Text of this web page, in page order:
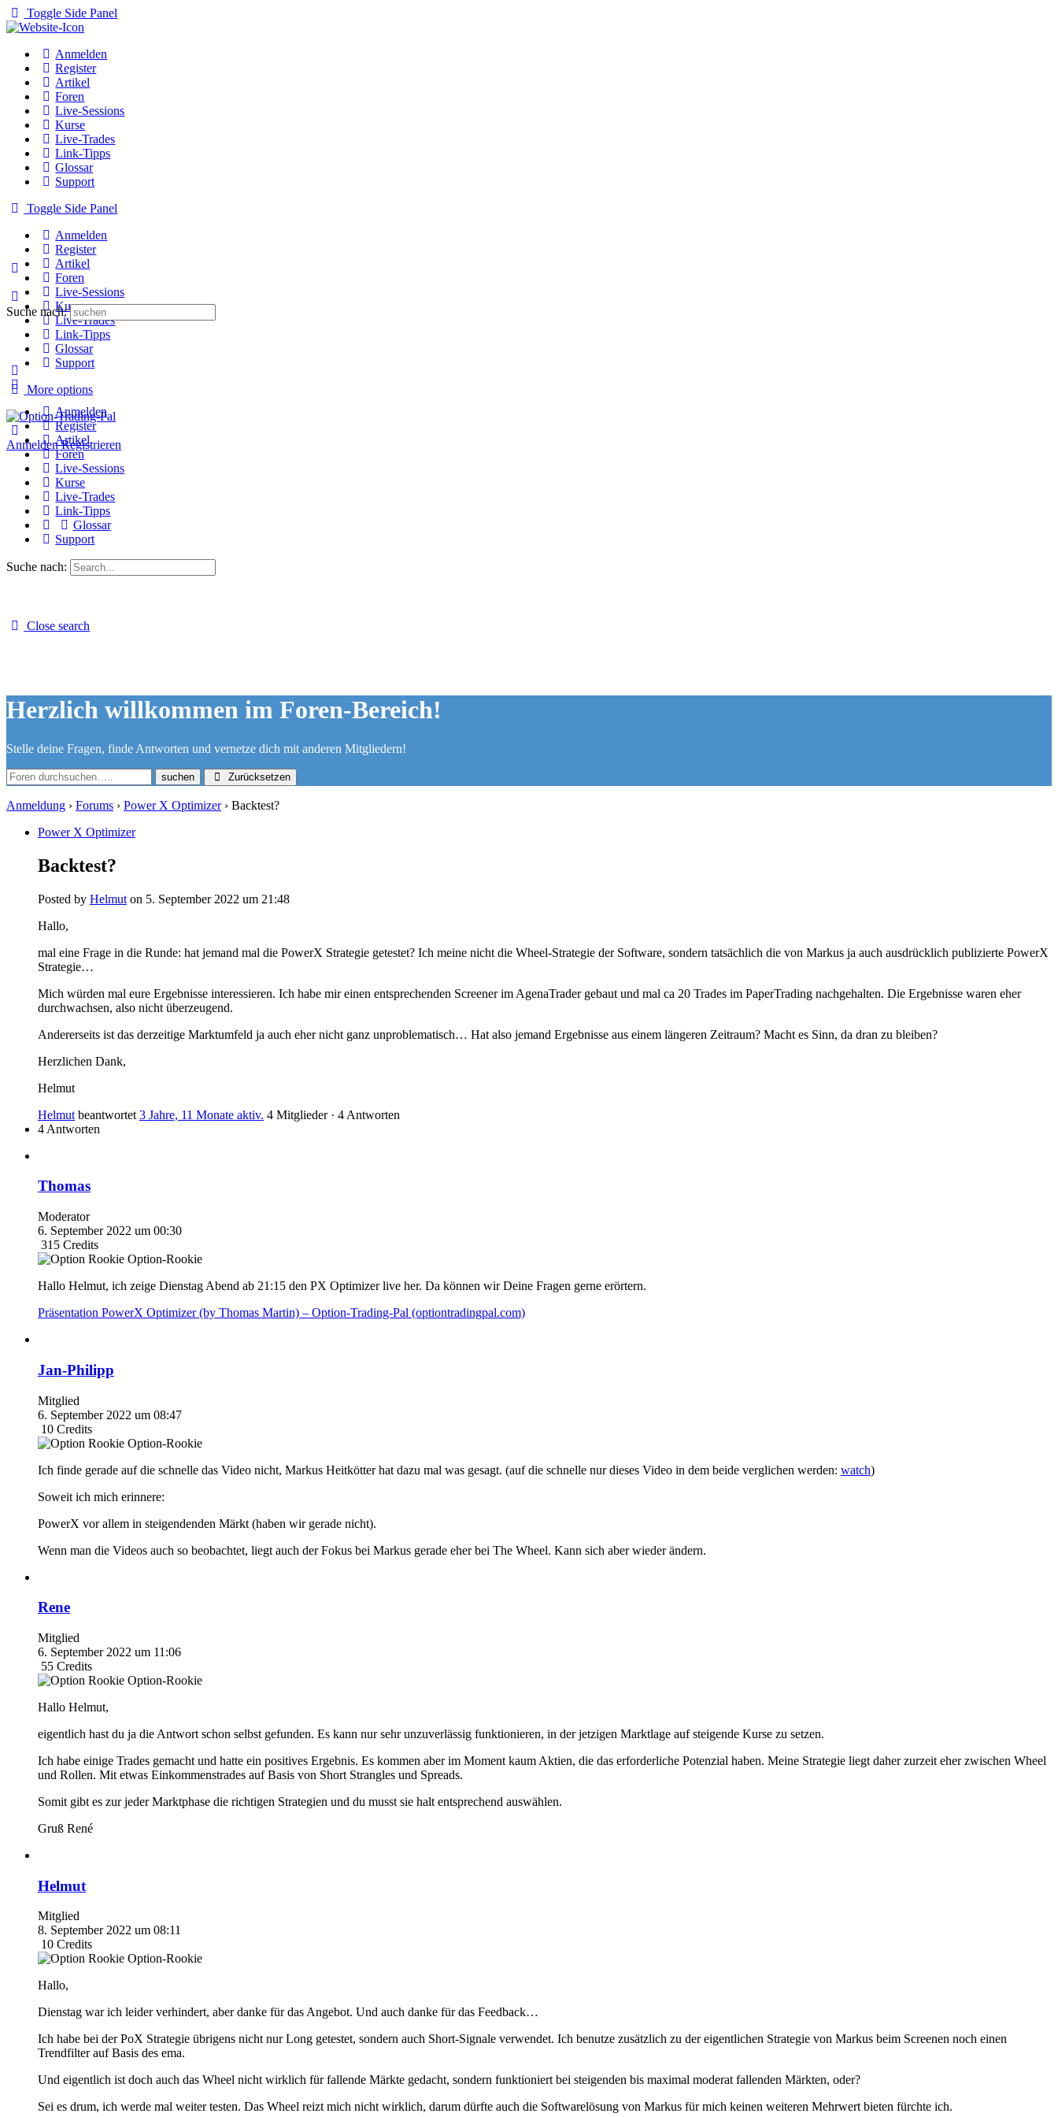
Toggle Side Panel
Anmelden
Register
Artikel
Foren
Live-Sessions
Kurse
Live-Trades
Link-Tipps
Glossar
Support
Toggle Side Panel
Anmelden
Register
Artikel
Foren
Live-Sessions
Kurse
Live-Trades
Link-Tipps
Glossar
Support
More options
Anmelden Registrieren
Suche nach:
Anmelden
Register
Artikel
Foren
Live-Sessions
Kurse
Live-Trades
Link-Tipps
Glossar
Support
Suche nach:
Close search
Herzlich willkommen im Foren-Bereich!
Stelle deine Fragen, finde Antworten und vernetze dich mit anderen Mitgliedern!
Zurücksetzen
Anmeldung › Forums › Power X Optimizer › Backtest?
Power X Optimizer
Backtest?
Posted by Helmut on 5. September 2022 um 21:48
Hallo,
mal eine Frage in die Runde: hat jemand mal die PowerX Strategie getestet? Ich meine nicht die Wheel-Strategie der Software, sondern tatsächlich die von Markus ja auch ausdrücklich publizierte PowerX
Strategie…
Mich würden mal eure Ergebnisse interessieren. Ich habe mir einen entsprechenden Screener im AgenaTrader gebaut und mal ca 20 Trades im PaperTrading nachgehalten. Die Ergebnisse waren eher
durchwachsen, also nicht überzeugend.
Andererseits ist das derzeitige Marktumfeld ja auch eher nicht ganz unproblematisch… Hat also jemand Ergebnisse aus einem längeren Zeitraum? Macht es Sinn, da dran zu bleiben?
Herzlichen Dank,
Helmut
Helmut beantwortet 3 Jahre, 11 Monate aktiv. 4 Mitglieder · 4 Antworten
4 Antworten
Thomas
Moderator
6. September 2022 um 00:30
315 Credits
Option-Rookie
Hallo Helmut, ich zeige Dienstag Abend ab 21:15 den PX Optimizer live her. Da können wir Deine Fragen gerne erörtern.
Präsentation PowerX Optimizer (by Thomas Martin) – Option-Trading-Pal (optiontradingpal.com)
Jan-Philipp
Mitglied
6. September 2022 um 08:47
10 Credits
Option-Rookie
Ich finde gerade auf die schnelle das Video nicht, Markus Heitkötter hat dazu mal was gesagt. (auf die schnelle nur dieses Video in dem beide verglichen werden: watch)
Soweit ich mich erinnere:
PowerX vor allem in steigendenden Märkt (haben wir gerade nicht).
Wenn man die Videos auch so beobachtet, liegt auch der Fokus bei Markus gerade eher bei The Wheel. Kann sich aber wieder ändern.
Rene
Mitglied
6. September 2022 um 11:06
55 Credits
Option-Rookie
Hallo Helmut,
eigentlich hast du ja die Antwort schon selbst gefunden. Es kann nur sehr unzuverlässig funktionieren, in der jetzigen Marktlage auf steigende Kurse zu setzen.
Ich habe einige Trades gemacht und hatte ein positives Ergebnis. Es kommen aber im Moment kaum Aktien, die das erforderliche Potenzial haben. Meine Strategie liegt daher zurzeit eher zwischen Wheel
und Rollen. Mit etwas Einkommenstrades auf Basis von Short Strangles und Spreads.
Somit gibt es zur jeder Marktphase die richtigen Strategien und du musst sie halt entsprechend auswählen.
Gruß René
Helmut
Mitglied
8. September 2022 um 08:11
10 Credits
Option-Rookie
Hallo,
Dienstag war ich leider verhindert, aber danke für das Angebot. Und auch danke für das Feedback…
Ich habe bei der PoX Strategie übrigens nicht nur Long getestet, sondern auch Short-Signale verwendet. Ich benutze zusätzlich zu der eigentlichen Strategie von Markus beim Screenen noch einen
Trendfilter auf Basis des ema.
Und eigentlich ist doch auch das Wheel nicht wirklich für fallende Märkte gedacht, sondern funktioniert bei steigenden bis maximal moderat fallenden Märkten, oder?
Sei es drum, ich werde mal weiter testen. Das Wheel reizt mich nicht wirklich, darum dürfte auch die Softwarelösung von Markus für mich keinen weiteren Mehrwert bieten fürchte ich.